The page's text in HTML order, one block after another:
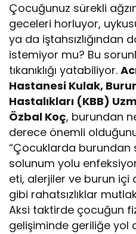
Çocuğunuz sürekli
geceleri horluyor,
ya da iştahsızlığından
istemiyor mu? Bu
tıkanıklığı yatabiliyor.
Hastanesi Kulak,
Hastalıkları (KBB)
Özbal Koç, burundan
derece önemli
“Çocuklarda burundan
solunum yolu
eti, alerjiler ve burun içi
gibi rahatsızlıklar
Aksi taktirde çocuğun
gelişiminde geriliğe yol